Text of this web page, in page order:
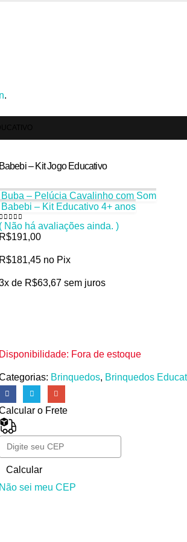
.
Babebi – Kit Jogo Educativo
Buba – Pelúcia Cavalinho com Som
Babebi – Kit Educativo 4+ anos
0 de 5
( Não há avaliações ainda. )
R$191,00
R$181,45 no Pix
de R$63,67 sem juros
Disponibilidade: Fora de estoque
Brinquedos, Brinquedos
o Frete
Calcular
Não sei meu CEP